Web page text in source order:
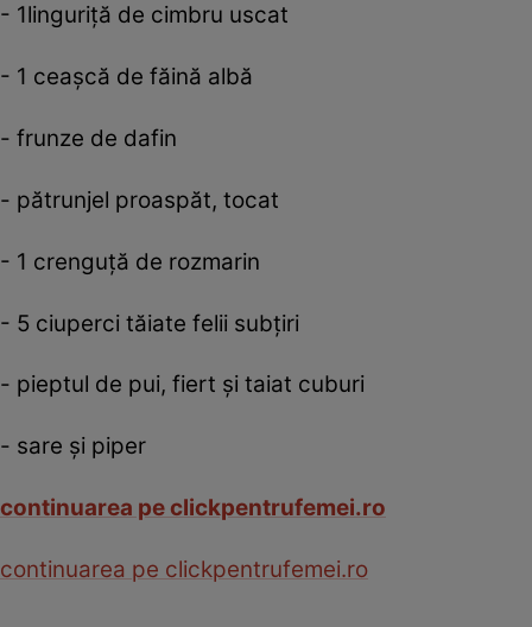
- 1linguriţă de cimbru uscat
- 1 ceaşcă de făină albă
- frunze de dafin
- pătrunjel proaspăt, tocat
- 1 crenguţă de rozmarin
- 5 ciuperci tăiate felii subţiri
- pieptul de pui, fiert şi taiat cuburi
- sare şi piper
continuarea pe clickpentrufemei.ro
continuarea pe clickpentrufemei.ro